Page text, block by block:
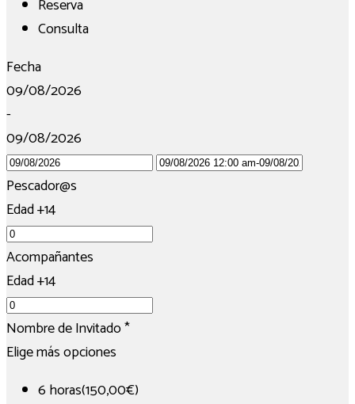
Reserva
Consulta
Fecha
09/08/2026
-
09/08/2026
Pescador@s
Edad +14
Acompañantes
Edad +14
Nombre de Invitado*
Elige más opciones
6 horas(150,00€)